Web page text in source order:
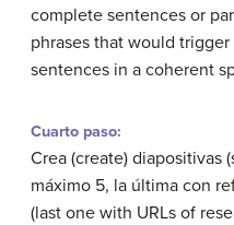
complete sentences or
phrases that would
sentences in a coherent
Cuarto paso:
Crea (create) diapositivas
máximo 5, la última con
(last one with URLs of